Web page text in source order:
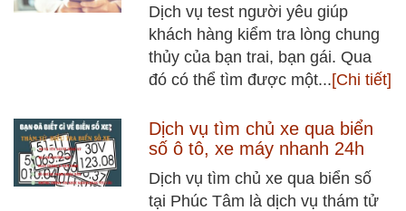
Dịch vụ test người yêu giúp
khách hàng kiểm tra lòng chung
thủy của bạn trai, bạn gái. Qua
đó có thể tìm được một...[Chi tiết]
Dịch vụ tìm chủ xe qua biển
số ô tô, xe máy nhanh 24h
Dịch vụ tìm chủ xe qua biển số
tại Phúc Tâm là dịch vụ thám tử